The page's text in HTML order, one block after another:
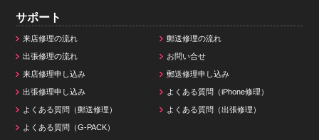
サポート
来店修理の流れ 郵送修理の流れ
出張修理の流れ お問い合せ
来店修理申し込み 郵送修理申し込み
出張修理申し込み よくある質問（iPhone修理）
よくある質問（郵送修理） よくある質問（出張修理）
よくある質問（G-PACK）